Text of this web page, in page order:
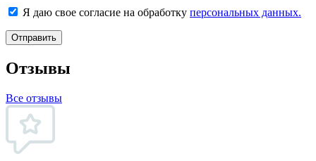
Я даю свое согласие на обработку персональных данных.
Отправить
Отзывы
Все отзывы